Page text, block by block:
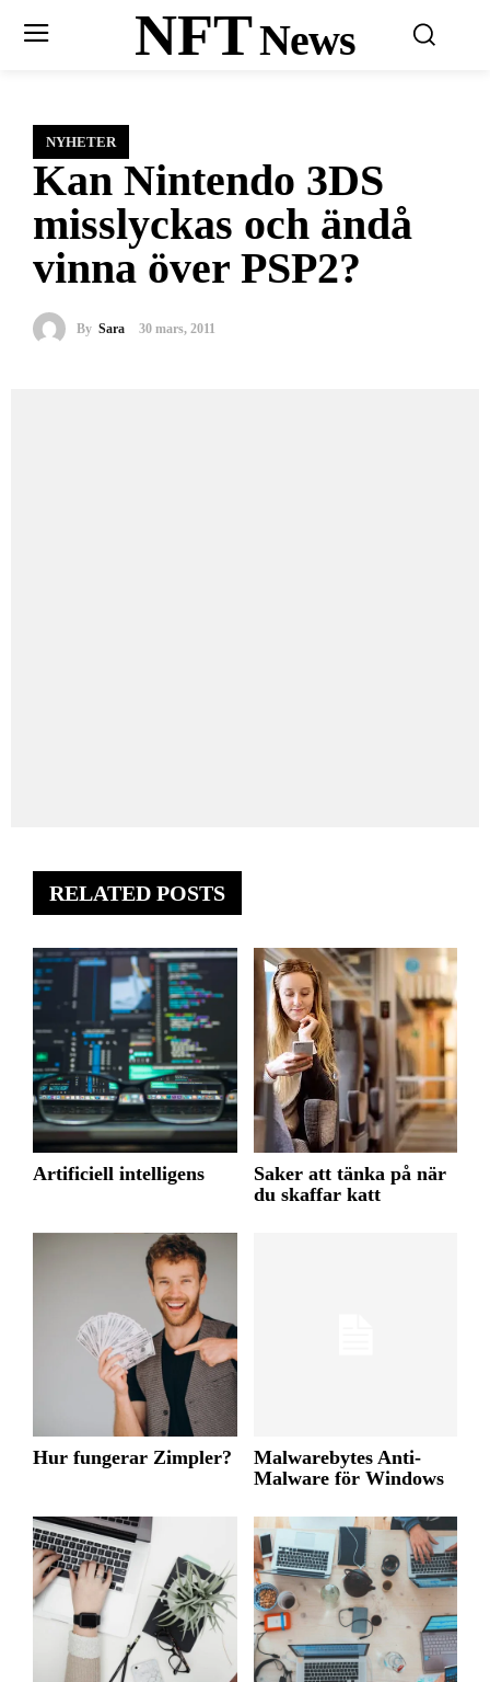
NFTNews
NYHETER
Kan Nintendo 3DS
misslyckas och ändå
vinna över PSP2?
By Sara 30 mars, 2011
RELATED POSTS
Artificiell intelligens
Saker att tänka på när
du skaffar katt
Hur fungerar Zimpler?
Malwarebytes Anti-
Malware för Windows